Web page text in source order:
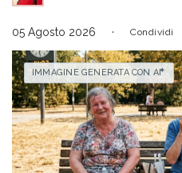
05 Agosto 2026 Condividi
IMMAGINE GENERATA CON AI